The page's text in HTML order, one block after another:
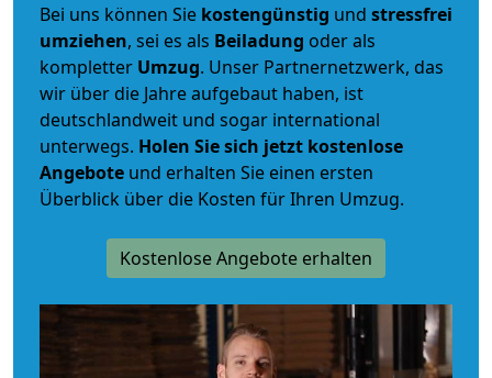
Bei uns können Sie kostengünstig und stressfrei
umziehen, sei es als Beiladung oder als
kompletter Umzug. Unser Partnernetzwerk, das
wir über die Jahre aufgebaut haben, ist
deutschlandweit und sogar international
unterwegs. Holen Sie sich jetzt kostenlose
Angebote und erhalten Sie einen ersten
Überblick über die Kosten für Ihren Umzug.
Kostenlose Angebote erhalten